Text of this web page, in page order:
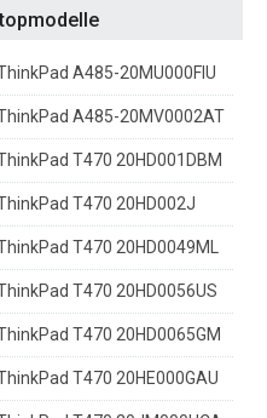
A485-20MU000FIU
A485-20MV0002AT
T470 20HD001DBM
T470 20HD002J
T470 20HD0049ML
T470 20HD0056US
T470 20HD0065GM
T470 20HE000GAU